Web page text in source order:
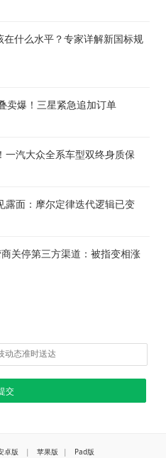
什么水平？专家详解新国标规
卖爆！三星紧急追加订单
一汽大众全系车型双终身质保
露面：摩尔定律迭代逻辑已变
关停第三方渠道：被指变相涨
卓版 | 苹果版 | Pad版